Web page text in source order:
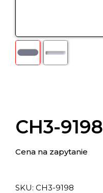
CH3-9198
Cena na zapytanie
SKU: СН3-9198